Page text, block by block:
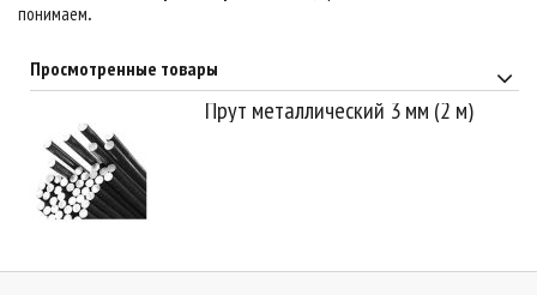
понимаем.
Просмотренные товары
Прут металлический 3 мм (2 м)